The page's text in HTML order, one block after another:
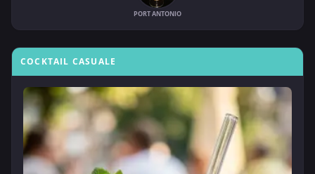
PORT ANTONIO
COCKTAIL CASUALE